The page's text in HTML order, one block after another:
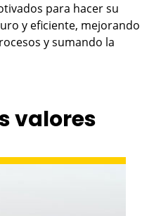
para hacer su
y eficiente, mejorando
y sumando la
valores